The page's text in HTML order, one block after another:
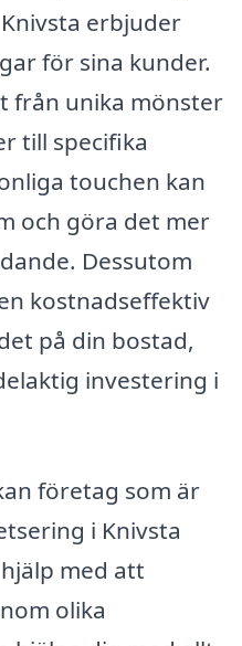
erbjuder
för sina kunder.
från unika mönster
till specifika
touchen kan
och göra det mer
Dessutom
kostnadseffektiv
på din bostad,
investering i
företag som är
i Knivsta
med att
olika